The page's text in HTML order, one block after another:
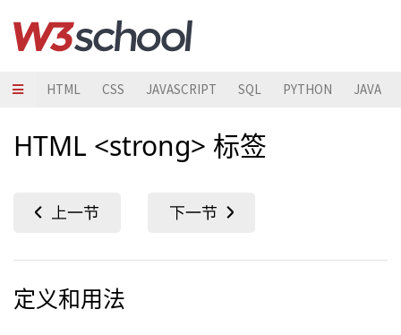
HTML CSS JAVASCRIPT SQL PYTHON JAVA
HTML <strong> 标签
定义和用法